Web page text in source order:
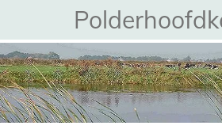
naar
de
hoofdinhoud